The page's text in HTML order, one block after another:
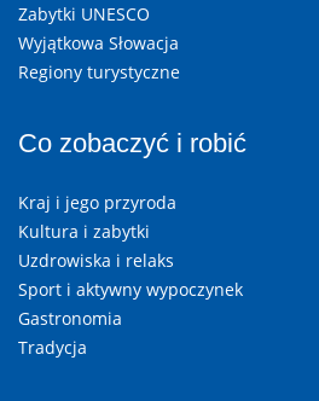
Zabytki UNESCO
Wyjątkowa Słowacja
Regiony turystyczne
Co zobaczyć i robić
Kraj i jego przyroda
Kultura i zabytki
Uzdrowiska i relaks
Sport i aktywny wypoczynek
Gastronomia
Tradycja